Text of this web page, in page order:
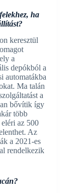
ha
keresztül
a
depókból a
automatákba
Ma talán
a
bővítik így
több
az 500
Az
a 2021-es
rendelkezik